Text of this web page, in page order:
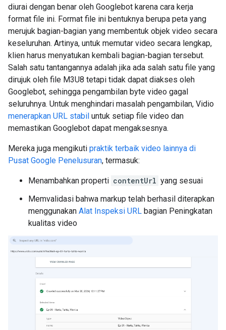
diurai dengan benar oleh Googlebot karena cara kerja
format file ini. Format file ini bentuknya berupa peta yang
merujuk bagian-bagian yang membentuk objek video secara
keseluruhan. Artinya, untuk memutar video secara lengkap,
klien harus menyatukan kembali bagian-bagian tersebut.
Salah satu tantangannya adalah jika ada salah satu file yang
dirujuk oleh file M3U8 tetapi tidak dapat diakses oleh
Googlebot, sehingga pengambilan byte video gagal
seluruhnya. Untuk menghindari masalah pengambilan, Vidio
menerapkan URL stabil untuk setiap file video dan
memastikan Googlebot dapat mengaksesnya.
Mereka juga mengikuti praktik terbaik video lainnya di
Pusat Google Penelusuran, termasuk:
Menambahkan properti contentUrl yang sesuai
Memvalidasi bahwa markup telah berhasil diterapkan
menggunakan Alat Inspeksi URL bagian Peningkatan
kualitas video